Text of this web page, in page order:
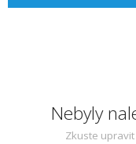
Nebyly
Zkuste